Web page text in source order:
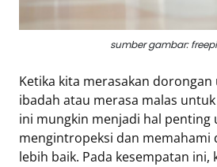
sumber gambar:
Ketika kita merasakan
ibadah atau merasa malas
ini mungkin menjadi hal penting
mengintropeksi dan memahami
lebih baik. Pada kesempatan ini,
ihram.republika.co.id
rejabar.republika.co.id
repjogja.republika.co.id
Republika
IQRA